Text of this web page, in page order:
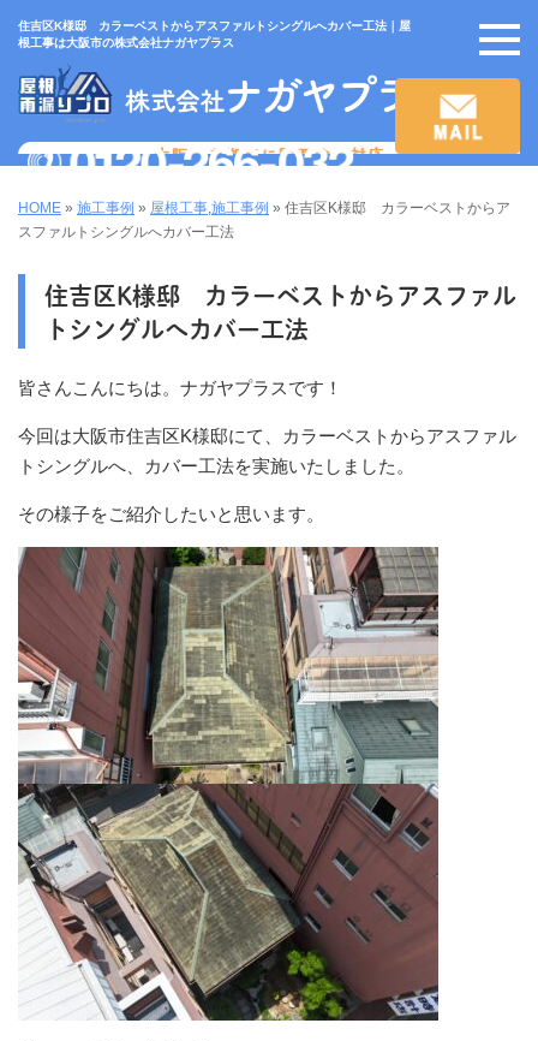
住吉区K様邸 カラーベストからアスファルトシングルへカバー工法｜屋
根工事は大阪市の株式会社ナガヤプラス
HOME » 施工事例 » 屋根工事 施工事例 » 住吉区K様邸 カラーベストからア
スファルトシングルへカバー工法
住吉区K様邸 カラーベストからアスファル
トシングルへカバー工法
皆さんこんにちは。ナガヤプラスです！
今回は大阪市住吉区K様邸にて、カラーベストからアスファル
トシングルへ、カバー工法を実施いたしました。
その様子をご紹介したいと思います。